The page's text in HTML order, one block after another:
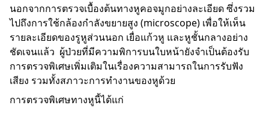
นอกจากการตรวจเบื้องต้นทางหูคอจมูกอย่างละเอียด ซึ่งรวม
ไปถึงการใช้กล้องกำลังขยายสูง (microscope) เพื่อให้เห็น
รายละเอียดของรูหูส่วนนอก เยื่อแก้วหู และหูชั้นกลางอย่าง
ชัดเจนแล้ว ผู้ป่วยที่มีความพิการบนใบหน้ายังจำเป็นต้องรับ
การตรวจพิเศษเพิ่มเติมในเรื่องความสามารถในการรับฟัง
เสียง รวมทั้งสภาวะการทำงานของหูด้วย
การตรวจพิเศษทางหูนี้ได้แก่